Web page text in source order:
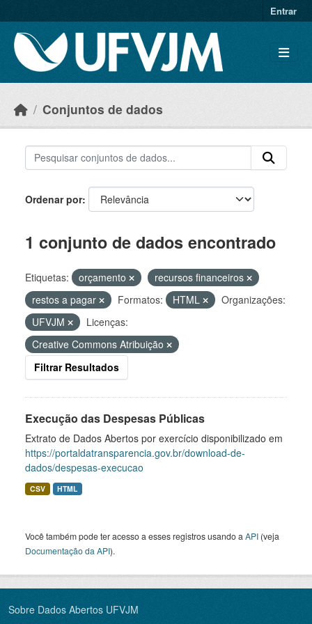
Entrar
Conjuntos de dados
Ordenar por
1 conjunto de dados encontrado
Etiquetas: orçamento
recursos financeiros
restos a pagar
Formatos: HTML
Organizações:
UFVJM
Licenças:
Creative Commons Atribuição
Filtrar Resultados
Execução das Despesas Públicas
Extrato de Dados Abertos por exercício disponibilizado em
https://portaldatransparencia.gov.br/download-de-
dados/despesas-execucao
CSV HTML
Você também pode ter acesso a esses registros usando a API (veja
Documentação da API).
Sobre Dados Abertos UFVJM